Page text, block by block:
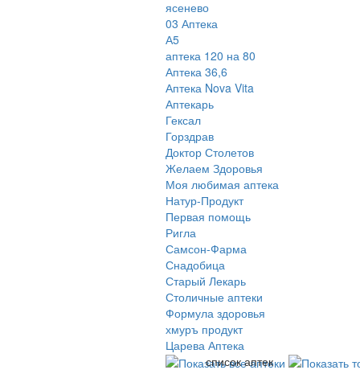
ясенево
03 Аптека
А5
аптека 120 на 80
Аптека 36,6
Аптека Nova Vita
Аптекарь
Гексал
Горздрав
Доктор Столетов
Желаем Здоровья
Моя любимая аптека
Натур-Продукт
Первая помощь
Ригла
Самсон-Фарма
Снадобица
Старый Лекарь
Столичные аптеки
Формула здоровья
хмуръ продукт
Царева Аптека
список аптек